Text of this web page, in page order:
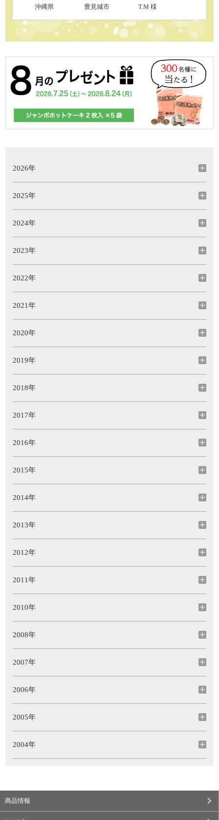
沖縄県
豊見城市 T.M 様
2026年
2025年
2024年
2023年
2022年
2021年
2020年
2019年
2018年
2017年
2016年
2015年
2014年
2013年
2012年
2011年
2010年
2008年
2007年
2006年
2005年
2004年
商品情報